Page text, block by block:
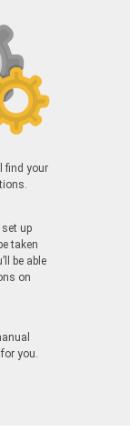
find your
up
taken
be able
on
you.